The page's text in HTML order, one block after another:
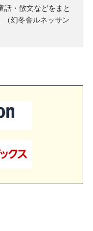
・散文などをまと
（幻冬舎ルネッサン